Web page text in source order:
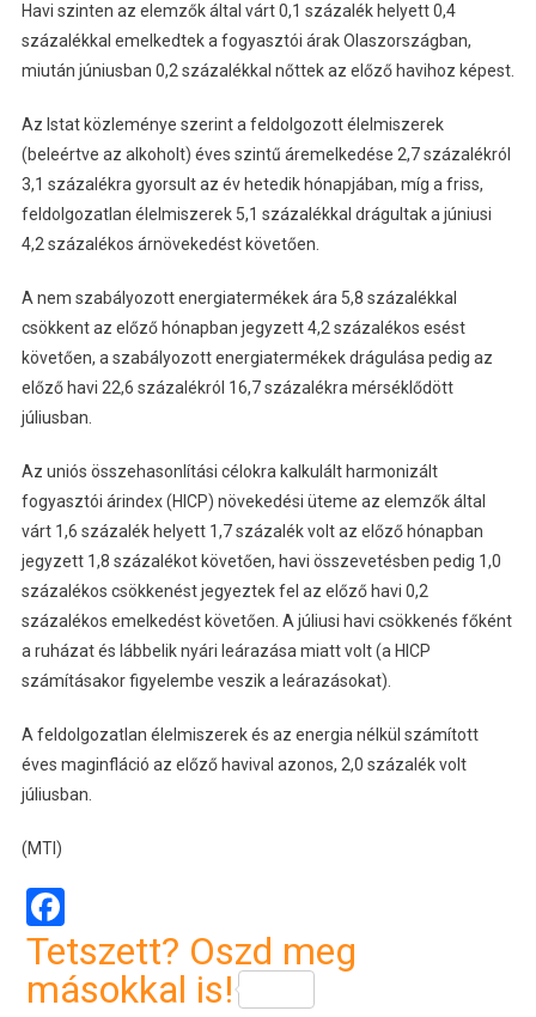
Havi szinten az elemzők által várt 0,1 százalék helyett 0,4
százalékkal emelkedtek a fogyasztói árak Olaszországban,
miután júniusban 0,2 százalékkal nőttek az előző havihoz képest.
Az Istat közleménye szerint a feldolgozott élelmiszerek
(beleértve az alkoholt) éves szintű áremelkedése 2,7 százalékról
3,1 százalékra gyorsult az év hetedik hónapjában, míg a friss,
feldolgozatlan élelmiszerek 5,1 százalékkal drágultak a júniusi
4,2 százalékos árnövekedést követően.
A nem szabályozott energiatermékek ára 5,8 százalékkal
csökkent az előző hónapban jegyzett 4,2 százalékos esést
követően, a szabályozott energiatermékek drágulása pedig az
előző havi 22,6 százalékról 16,7 százalékra mérséklődött
júliusban.
Az uniós összehasonlítási célokra kalkulált harmonizált
fogyasztói árindex (HICP) növekedési üteme az elemzők által
várt 1,6 százalék helyett 1,7 százalék volt az előző hónapban
jegyzett 1,8 százalékot követően, havi összevetésben pedig 1,0
százalékos csökkenést jegyeztek fel az előző havi 0,2
százalékos emelkedést követően. A júliusi havi csökkenés főként
a ruházat és lábbelik nyári leárazása miatt volt (a HICP
számításakor figyelembe veszik a leárazásokat).
A feldolgozatlan élelmiszerek és az energia nélkül számított
éves maginfláció az előző havival azonos, 2,0 százalék volt
júliusban.
(MTI)
Tetszett? Oszd meg
másokkal is!